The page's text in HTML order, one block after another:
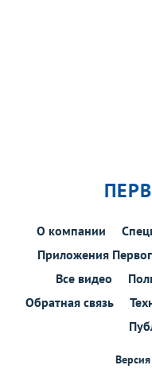
О компании
Приложения
Все видео
Обратная связь